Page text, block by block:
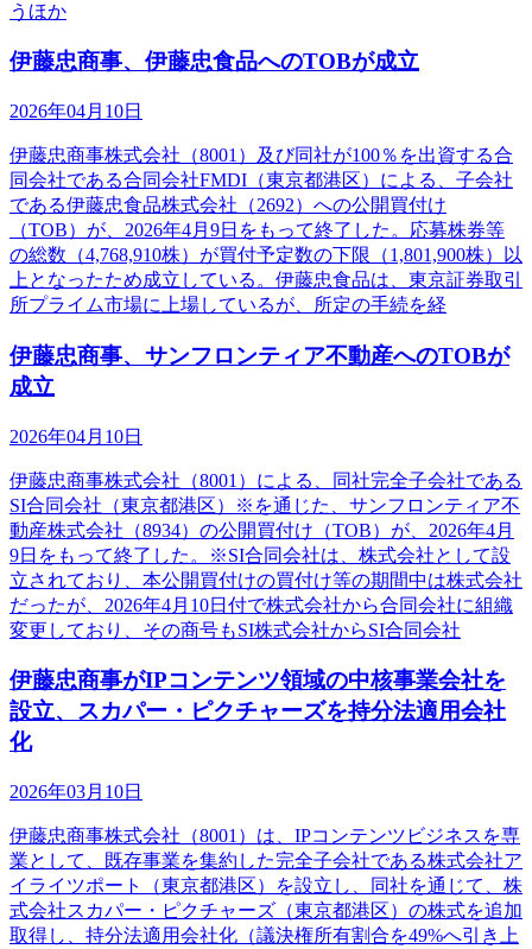
うほか
伊藤忠商事、伊藤忠食品へのTOBが成立
2026年04月10日
伊藤忠商事株式会社（8001）及び同社が100％を出資する合
同会社である合同会社FMDI（東京都港区）による、子会社
である伊藤忠食品株式会社（2692）への公開買付け
（TOB）が、2026年4月9日をもって終了した。応募株券等
の総数（4,768,910株）が買付予定数の下限（1,801,900株）以
上となったため成立している。伊藤忠食品は、東京証券取引
所プライム市場に上場しているが、所定の手続を経
伊藤忠商事、サンフロンティア不動産へのTOBが
成立
2026年04月10日
伊藤忠商事株式会社（8001）による、同社完全子会社である
SI合同会社（東京都港区）※を通じた、サンフロンティア不
動産株式会社（8934）の公開買付け（TOB）が、2026年4月
9日をもって終了した。※SI合同会社は、株式会社として設
立されており、本公開買付けの買付け等の期間中は株式会社
だったが、2026年4月10日付で株式会社から合同会社に組織
変更しており、その商号もSI株式会社からSI合同会社
伊藤忠商事がIPコンテンツ領域の中核事業会社を
設立、スカパー・ピクチャーズを持分法適用会社
化
2026年03月10日
伊藤忠商事株式会社（8001）は、IPコンテンツビジネスを専
業として、既存事業を集約した完全子会社である株式会社ア
イライツポート（東京都港区）を設立し、同社を通じて、株
式会社スカパー・ピクチャーズ（東京都港区）の株式を追加
取得し、持分法適用会社化（議決権所有割合を49%へ引き上